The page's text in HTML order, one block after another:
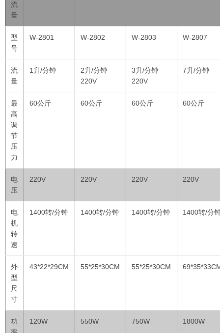
流
量
型
号
W-2801 W-2802 W-2803 W-2807
流
量
1升/分钟
2升/分钟
220V
3升/分钟
220V
7升/分钟
最
高
调
节
压
力
60公斤 60公斤 60公斤 60公斤
电
压
220V 220V 220V 220V
电
机
转
速
1400转/分钟 1400转/分钟 1400转/分钟 1400转/分
外
型
尺
寸
43*22*29CM 55*25*30CM 55*25*30CM
功
120W 550W 750W 1800W